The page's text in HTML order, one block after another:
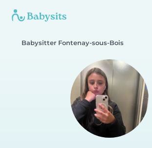
Babysitter Fontenay-sous-Bois